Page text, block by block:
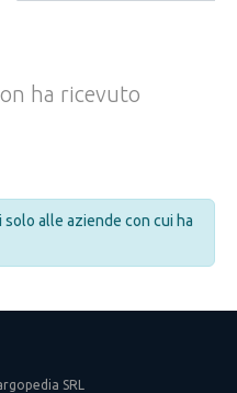
ha ricevuto
alle aziende con cui ha
SRL